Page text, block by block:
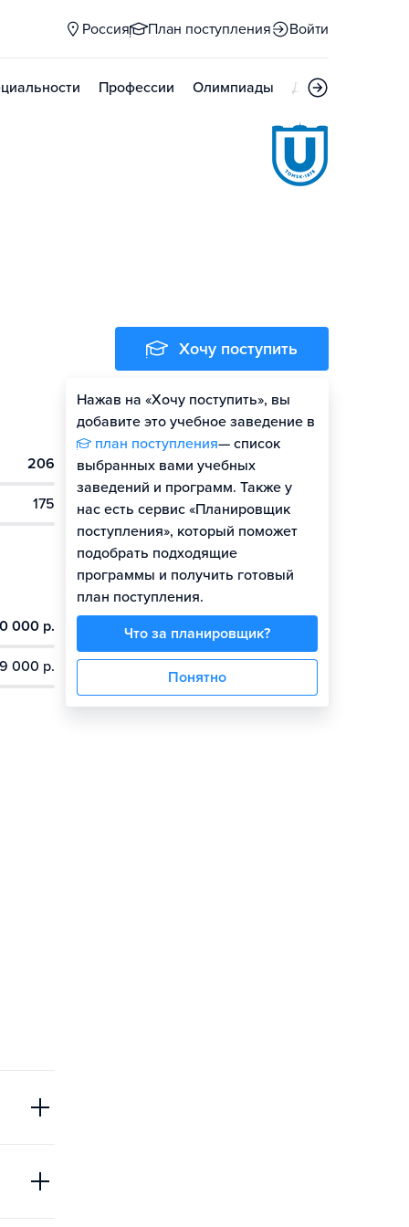
Россия План поступления Войти
Профессии Олимпиады Дни открытых
206
175
000 р.
000 р.
Хочу поступить
Нажав на «Хочу поступить», вы
добавите это учебное заведение в
план поступления— список
выбранных вами учебных
заведений и программ. Также у
нас есть сервис «Планировщик
поступления», который поможет
подобрать подходящие
программы и получить готовый
план поступления.
Что за планировщик?
Понятно
Оценить шансы